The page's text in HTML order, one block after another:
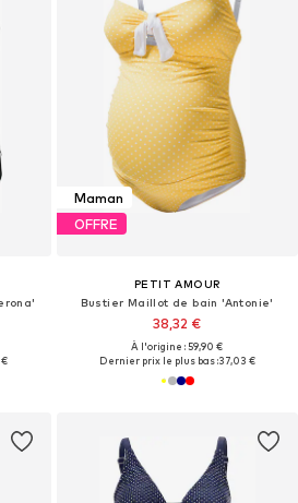
€
Maman
OFFRE
PETIT AMOUR
Bustier Maillot de bain 'Antonie'
38,32 €
À l'origine : 59,90 €
Dernier prix le plus bas :37,03 €